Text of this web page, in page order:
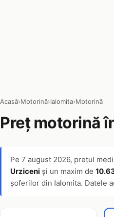
Acasă›Motorină›Ialomita›Motorină
Preț motorină
Pe 7 august 2026, prețul
Urziceni și un maxim de
șoferilor din Ialomita. Datele